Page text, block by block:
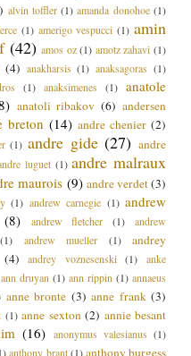
alvin toffler (1) amanda donohoe (1)
(1) amerigo vespucci (1) amin
(42) amos oz (1) amotz zahavi (1)
(4) anakharsis (1) anaksagoras (1)
(1) anaksimenes (1) anatole
anatoli ribakov (6) andersen
breton (14) andre chenier (2)
(1) andre gide (27) andre
luguet (1) andre malraux
maurois (9) andre verdet(3)
(1) andrew carnegie (1) andrew
(8) andrew fletcher (1)
andrew
(1) andrew mueller (1)
andrey
(4) andrey voznesenski (1)
anke
ann druyan (1) ann rippin (1) annaeus
anne bronte (3) anne frank (3)
(1) anne sexton (2) annie besant
(16) anonymus valesianus (1)
anthony brant (1) anthony burgess